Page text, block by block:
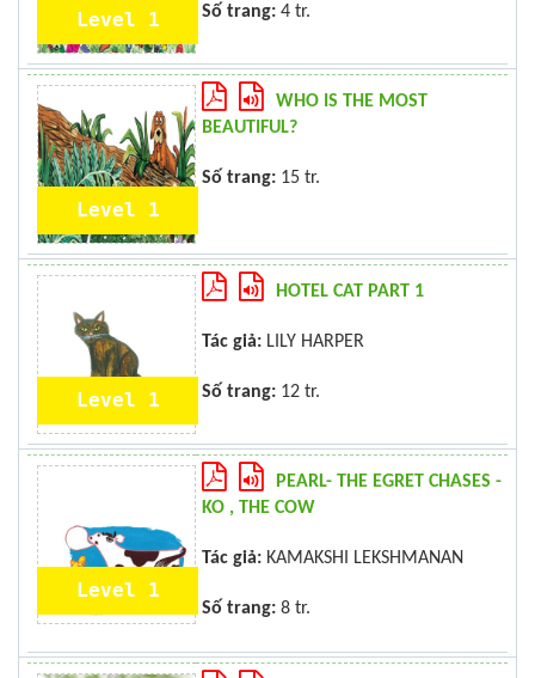
Level 1 Số trang: 4 tr.
Level 1
WHO IS THE MOST
BEAUTIFUL?
Số trang: 15 tr.
Level 1
HOTEL CAT PART 1
Tác giả: LILY HARPER
Số trang: 12 tr.
Level 1
PEARL- THE EGRET CHASES -
KO , THE COW
Tác giả: KAMAKSHI LEKSHMANAN
Số trang: 8 tr.